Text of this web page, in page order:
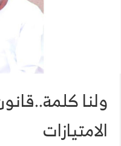
ولنا
الامتيازات